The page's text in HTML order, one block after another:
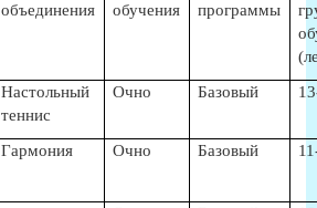
объединения
обучения
программы
Настольный
теннис
Очно Базовый
Гармония Очно Базовый